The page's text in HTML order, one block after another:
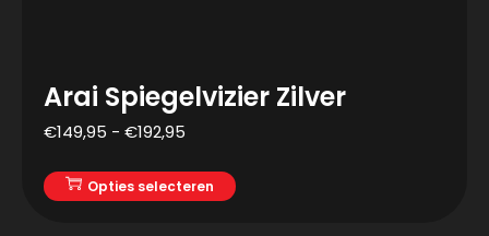
Arai Spiegelvizier Zilver
€149,95 - €192,95
Opties selecteren